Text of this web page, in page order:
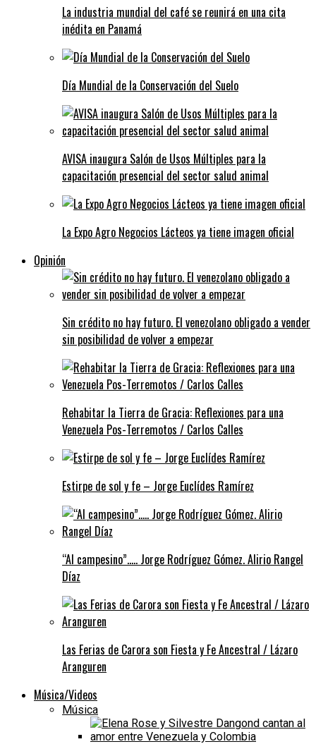
La industria mundial del café se reunirá en una cita
inédita en Panamá
Día Mundial de la Conservación del Suelo
AVISA inaugura Salón de Usos Múltiples para la
capacitación presencial del sector salud animal
La Expo Agro Negocios Lácteos ya tiene imagen oficial
Opinión
Sin crédito no hay futuro. El venezolano obligado a vender
sin posibilidad de volver a empezar
Rehabitar la Tierra de Gracia: Reflexiones para una
Venezuela Pos-Terremotos / Carlos Calles
Estirpe de sol y fe – Jorge Euclídes Ramírez
“Al campesino”….. Jorge Rodríguez Gómez. Alirio Rangel
Díaz
Las Ferias de Carora son Fiesta y Fe Ancestral / Lázaro
Aranguren
Música/Videos
Música